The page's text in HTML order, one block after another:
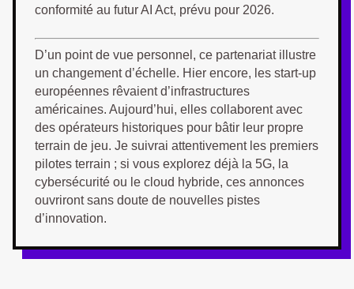
conformité au futur AI Act, prévu pour 2026.
D’un point de vue personnel, ce partenariat illustre
un changement d’échelle. Hier encore, les start-up
européennes rêvaient d’infrastructures
américaines. Aujourd’hui, elles collaborent avec
des opérateurs historiques pour bâtir leur propre
terrain de jeu. Je suivrai attentivement les premiers
pilotes terrain ; si vous explorez déjà la 5G, la
cybersécurité ou le cloud hybride, ces annonces
ouvriront sans doute de nouvelles pistes
d’innovation.